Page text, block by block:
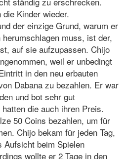
Kinder wieder.
der einzige Grund, warum er
muss, ist der,
auf sie aufzupassen. Chijo
weil er unbedingt
in den neu erbauten
Dabana zu bezahlen. Er war
und bot sehr gut
die auch ihren Preis.
50 Coins bezahlen, um für
Chijo bekam für jeden Tag,
Aufsicht beim Spielen
wollte er 2 Tage in den